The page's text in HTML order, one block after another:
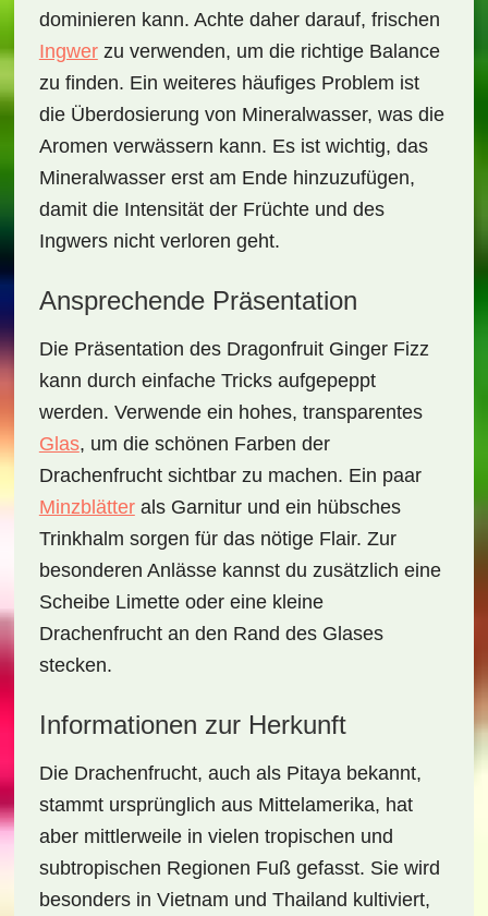
dominieren kann. Achte daher darauf, frischen
Ingwerzu verwenden, um die richtige Balance
zu finden. Ein weiteres häufiges Problem ist
die Überdosierung von Mineralwasser, was die
Aromen verwässern kann. Es ist wichtig, das
Mineralwasser erst am Ende hinzuzufügen,
damit die Intensität der Früchte und des
Ingwers nicht verloren geht.
Ansprechende Präsentation
Die Präsentation des Dragonfruit Ginger Fizz
kann durch einfache Tricks aufgepeppt
werden. Verwende ein hohes, transparentes
Glas, um die schönen Farben der
Drachenfrucht sichtbar zu machen. Ein paar
Minzblätterals Garnitur und ein hübsches
Trinkhalm sorgen für das nötige Flair. Zur
besonderen Anlässe kannst du zusätzlich eine
Scheibe Limette oder eine kleine
Drachenfrucht an den Rand des Glases
stecken.
Informationen zur Herkunft
Die Drachenfrucht, auch als Pitaya bekannt,
stammt ursprünglich aus Mittelamerika, hat
aber mittlerweile in vielen tropischen und
subtropischen Regionen Fuß gefasst. Sie wird
besonders in Vietnam und Thailand kultiviert,